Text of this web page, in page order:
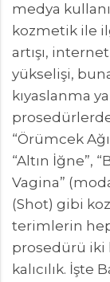
medya
kozmetik ile
artışı,
yükselişi,
kıyaslanma
prosedürlerde
“Örümcek
“Altın İğne”,
Vagina”
(Shot) gibi
terimlerin
prosedürü iki
kalıcılık.